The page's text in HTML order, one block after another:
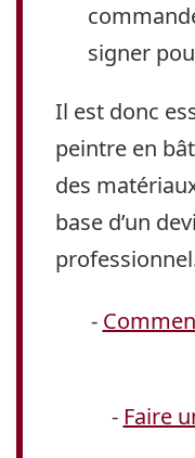
signer
Il est donc
peintre en
des
base d’un
-
- Faire